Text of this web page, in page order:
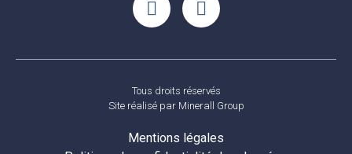
Tous droits réservés
Site réalisé par Minerall Group
Mentions légales